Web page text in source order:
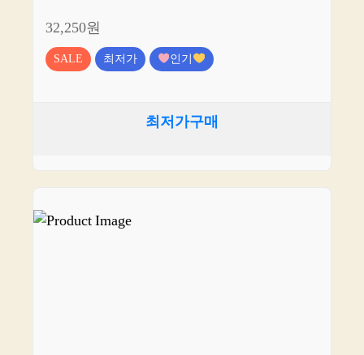
32,250원
SALE 최저가 인기
최저가구매